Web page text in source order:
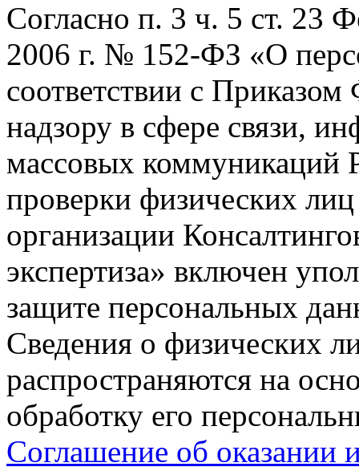
Согласно п. 3 ч. 5 ст. 23
2006 г. № 152-ФЗ «О
соответствии с
надзору в сфере связи,
массовых коммуникаций
проверки физических
организации
экспертиза» включен
защите персональных
Сведения о физических
распространяются на
обработку его
Соглашение об оказании